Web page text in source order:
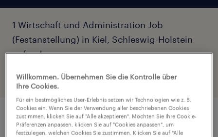
1 Wirtschaft und Administration Job
(Festanstellung) in Kiel, Schleswig-Holstein
gefunden
Filter 4
Bürokaufmann (m/w/d)
Willkommen. Übernehmen Sie die Kontrolle über
Ihre Cookies.
Für ein bestmögliches User-Erlebnis setzen wir Technologien wie z. B.
Cookies ein. Wenn Sie der Verwendung aller beschriebenen Cookies
zustimmen, klicken Sie auf "Alle akzeptieren". Möchten Sie Ihre Cookie-
Präferenzen anpassen, klicken Sie auf "Cookies anpassen", um
festzulegen, welchen Cookies Sie zustimmen. Klicken Sie auf "Alle